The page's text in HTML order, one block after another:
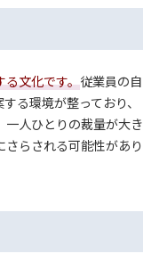
る文化です。従業員の自
る環境が整っており、
人ひとりの裁量が大き
さらされる可能性があり